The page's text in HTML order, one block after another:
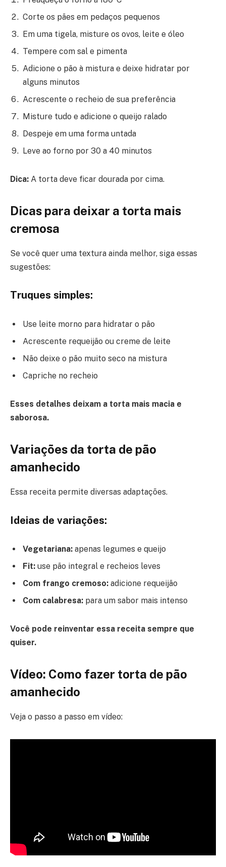
Corte os pães em pedaços pequenos
Em uma tigela, misture os ovos, leite e óleo
Tempere com sal e pimenta
Adicione o pão à mistura e deixe hidratar por
alguns minutos
Acrescente o recheio de sua preferência
Misture tudo e adicione o queijo ralado
Despeje em uma forma untada
Leve ao forno por 30 a 40 minutos
Dica: A torta deve ficar dourada por cima.
Dicas para deixar a torta mais
cremosa
Se você quer uma textura ainda melhor, siga essas
sugestões:
Truques simples:
Use leite morno para hidratar o pão
Acrescente requeijão ou creme de leite
Não deixe o pão muito seco na mistura
Capriche no recheio
Esses detalhes deixam a torta mais macia e
saborosa.
Variações da torta de pão
amanhecido
Essa receita permite diversas adaptações.
Ideias de variações:
Vegetariana: apenas legumes e queijo
Fit: use pão integral e recheios leves
Com frango cremoso: adicione requeijão
Com calabresa: para um sabor mais intenso
Você pode reinventar essa receita sempre que
quiser.
Vídeo: Como fazer torta de pão
amanhecido
Veja o passo a passo em vídeo: